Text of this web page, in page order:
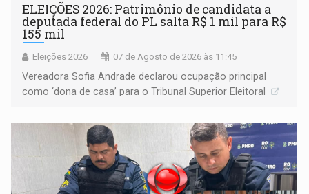
ELEIÇÕES 2026: Patrimônio de candidata a
deputada federal do PL salta R$ 1 mil para R$
155 mil
Eleições 2026 07 de Agosto de 2026 às 11:45
Vereadora Sofia Andrade declarou ocupação principal
como ‘dona de casa’ para o Tribunal Superior Eleitoral